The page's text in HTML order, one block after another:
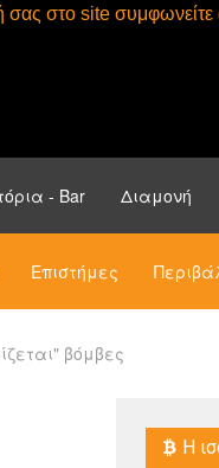
σας στο site
- Bar Διαμονή
Επιστήμες
βόμβες
H